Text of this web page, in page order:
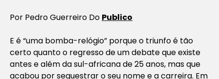
Por Pedro Guerreiro Do Publico
E é “uma bomba-relógio” porque o triunfo é tão
certo quanto o regresso de um debate que existe
antes e além da sul-africana de 25 anos, mas que
acabou por sequestrar o seu nome e a carreira. Em